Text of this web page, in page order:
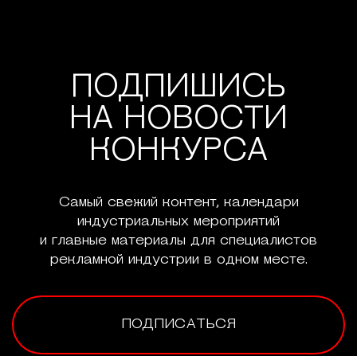
ПОДПИШИСЬ
НА НОВОСТИ
КОНКУРСА
Самый свежий контент, календари
индустриальных мероприятий
и главные материалы для специалистов
рекламной индустрии в одном месте.
ПОДПИСАТЬСЯ